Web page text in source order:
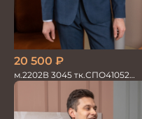
20 500 ₽
м.2202В 3045 тк.СПО41052
Костюм мужской